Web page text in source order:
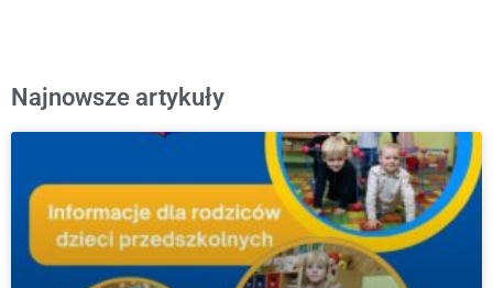
Najnowsze artykuły